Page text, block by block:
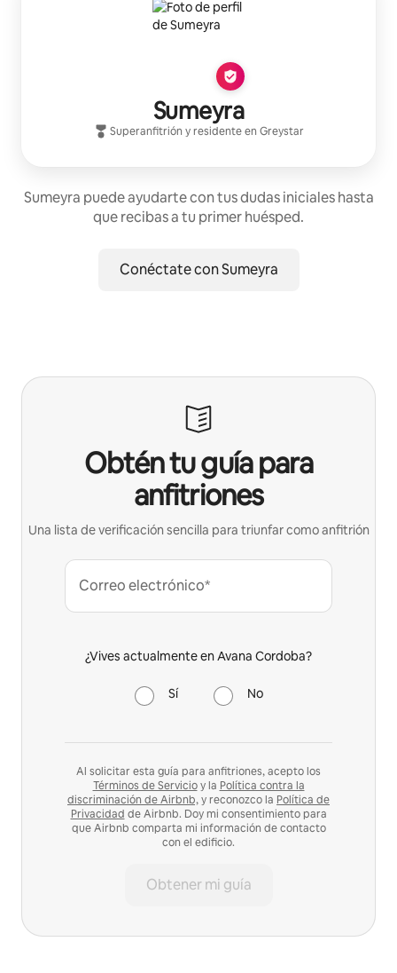
Sumeyra
Superanfitrión y residente en Greystar
Sumeyra puede ayudarte con tus dudas iniciales hasta
que recibas a tu primer huésped.
Conéctate con Sumeyra
Obtén tu guía para
anfitriones
Una lista de verificación sencilla para triunfar como anfitrión
Correo electrónico*
¿Vives actualmente en Avana Cordoba?
Sí No
Al solicitar esta guía para anfitriones, acepto los
Términos de Servicioy la Política contra la
discriminación de Airbnb,y reconozco la Política de
Privacidad de Airbnb. Doy mi consentimiento para
que Airbnb comparta mi información de contacto
con el edificio.
Obtener mi guía